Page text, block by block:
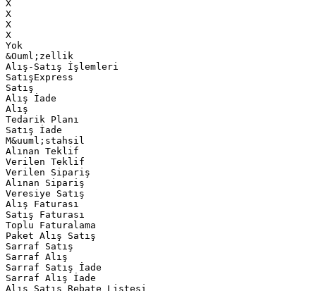
Х
Х
Х
Х
Yok
&Ouml;zellik
Alış-Satış İşlemleri
SatışExpress
Satış
Alış İade
Alış
Tedarik Planı
Satış İade
M&uuml;stahsil
Alınan Teklif
Verilen Teklif
Verilen Sipariş
Alınan Sipariş
Veresiye Satış
Alış Faturası
Satış Faturası
Toplu Faturalama
Paket Alış Satış
Sarraf Satış
Sarraf Alış
Sarraf Satış İade
Sarraf Alış İade
Alış Satış Rebate Listesi